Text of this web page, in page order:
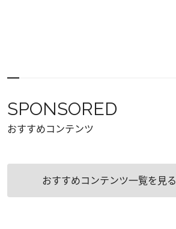
SPONSORED
おすすめコンテンツ
おすすめコンテンツ一覧を見る